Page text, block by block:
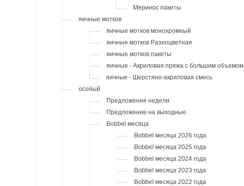
Меринос пакеты
яичные мотков
яичные мотков монохромный
яичные мотков Разноцветная
яичные мотков пакеты
яичные - Акриловая пряжа с большим объемом
яичные - Шерстяно-акриловая смесь
особый
Предложения недели
Предложение на выходные
Bobbel месяца
Bobbel месяца 2026 года
Bobbel месяца 2025 года
Bobbel месяца 2024 года
Bobbel месяца 2023 года
Bobbel месяца 2022 года